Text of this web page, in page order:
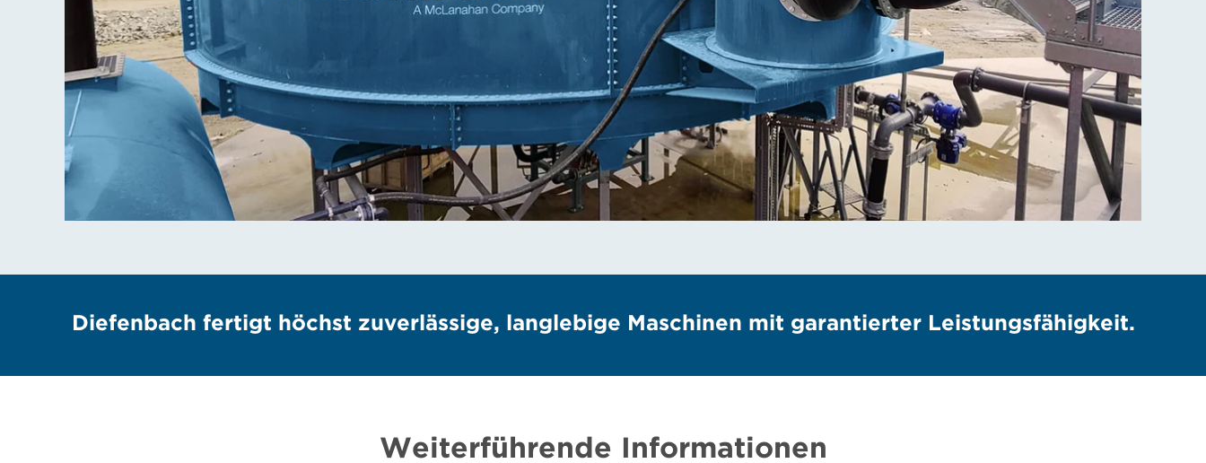
Diefenbach fertigt höchst zuverlässige, langlebige Maschinen mit garantierter Leistungsfähigkeit.
Weiterführende Informationen